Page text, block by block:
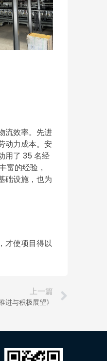
流效率。先进
动力成本。安
用了 35 名经
富的经验，
础设施，也为
才使项目得以
上一篇
进与积极展望》